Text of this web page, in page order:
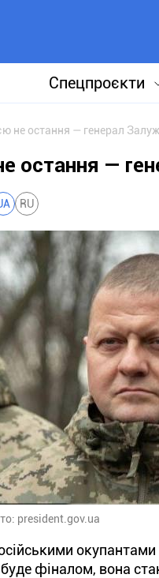
Спецпроєкти
не остання — генерал
остання —
RU
president.gov.ua
фіналом, вона